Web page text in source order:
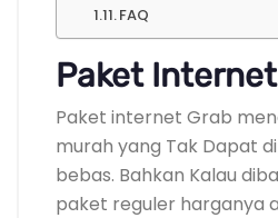
FAQ
Paket
Paket internet Grab
murah yang Tak Dapat
bebas. Bahkan Kalau
paket reguler harganya